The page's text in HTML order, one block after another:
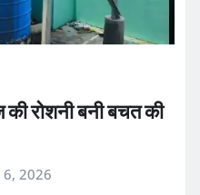
की रोशनी बनी बचत की
6, 2026